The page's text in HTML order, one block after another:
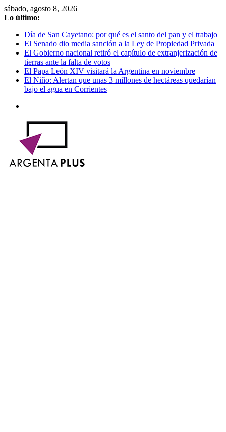
Saltar
al
sábado, agosto 8, 2026
Lo último:
Día de San Cayetano: por qué es el santo del pan y el trabajo
El Senado dio media sanción a la Ley de Propiedad Privada
El Gobierno nacional retiró el capítulo de extranjerización de
tierras ante la falta de votos
El Papa León XIV visitará la Argentina en noviembre
El Niño: Alertan que unas 3 millones de hectáreas quedarían
bajo el agua en Corrientes